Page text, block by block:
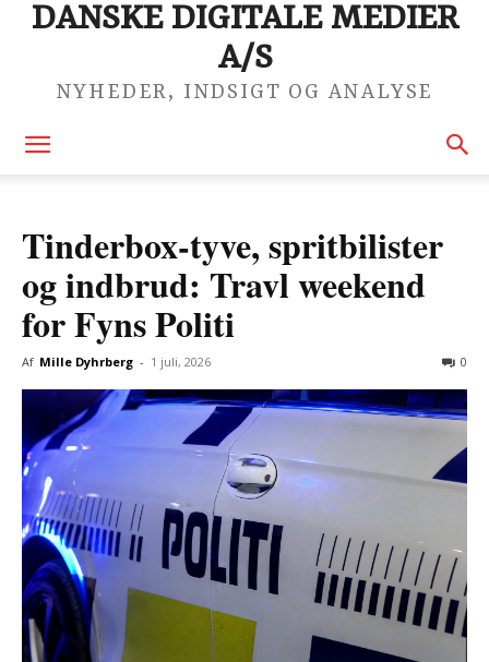
DANSKE DIGITALE MEDIER
A/S
NYHEDER, INDSIGT OG ANALYSE
Tinderbox-tyve, spritbilister
og indbrud: Travl weekend
for Fyns Politi
Af Mille Dyhrberg - 1 juli, 2026 0